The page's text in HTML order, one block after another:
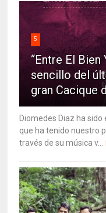
5
“Entre El
sencillo del
gran Cacique
Diomedes Diaz ha
que ha tenido nuestro
través de su música v...